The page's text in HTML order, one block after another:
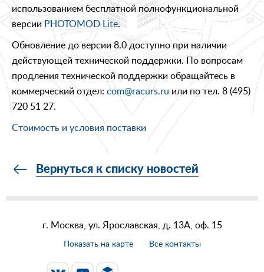
использованием бесплатной полнофункциональной
версииPHOTOMOD Lite.
Обновление до версии 8.0 доступно при наличии
действующей технической поддержки. По вопросам
продления технической поддержки обращайтесь в
коммерческий отдел: com@racurs.ru или по тел. 8 (495)
720 51 27.
Стоимость и условия поставки
Вернуться к списку новостей
г. Москва, ул. Ярославская, д. 13А, оф. 15
Показать на карте Все контакты